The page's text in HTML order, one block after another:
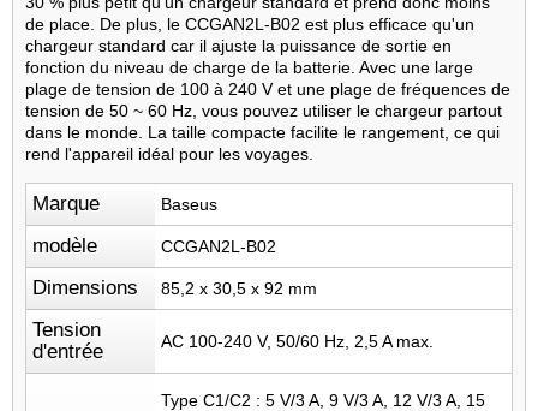
de place. De plus, le CCGAN2L-B02 est plus efficace qu'un
chargeur standard car il ajuste la puissance de sortie en
fonction du niveau de charge de la batterie. Avec une large
plage de tension de 100 à 240 V et une plage de fréquences de
tension de 50 ~ 60 Hz, vous pouvez utiliser le chargeur partout
dans le monde. La taille compacte facilite le rangement, ce qui
rend l'appareil idéal pour les voyages.
Marque Baseus
modèle CCGAN2L-B02
Dimensions 85,2 x 30,5 x 92 mm
Tension
d'entrée
AC 100-240 V, 50/60 Hz, 2,5 A max.
Type C1/C2 : 5 V/3 A, 9 V/3 A, 12 V/3 A, 15